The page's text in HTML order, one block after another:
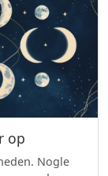
op
Nogle